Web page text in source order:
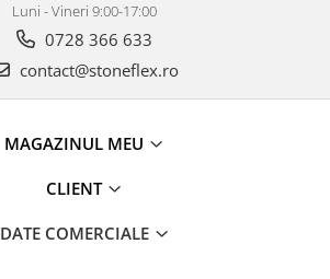
Luni - Vineri 9:00-17:00
0728 366 633
contact@stoneflex.ro
MAGAZINUL MEU
CLIENT
DATE COMERCIALE